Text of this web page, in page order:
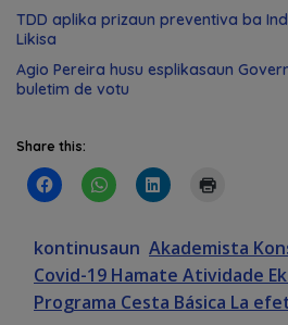
TDD aplika prizaun preventiva ba
Likisa
Agio Pereira husu esplikasaun
buletim de votu
Share this:
kontinusaun Akademista
Covid-19 Hamate Atividade
Programa Cesta Básica La